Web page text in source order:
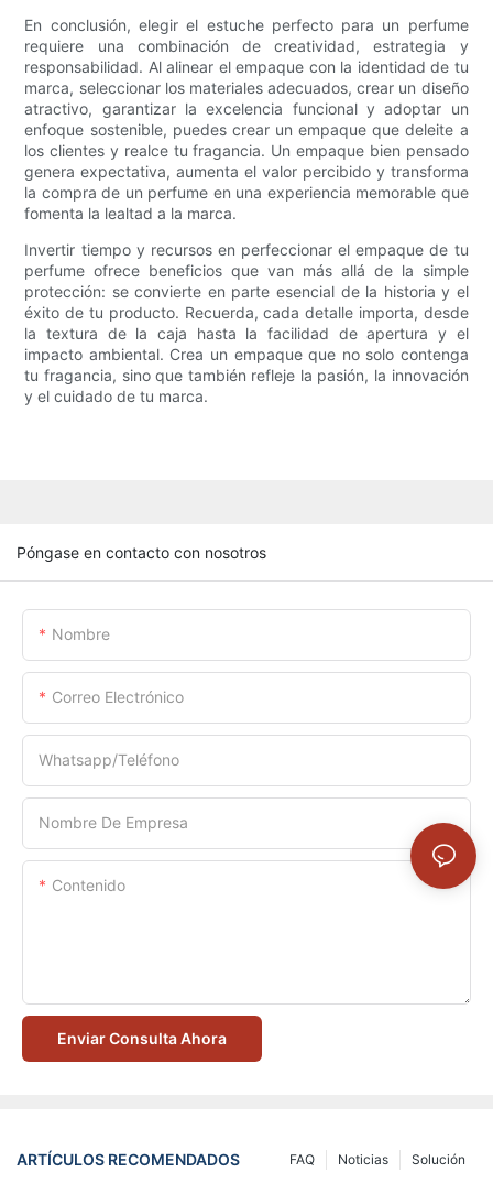
En conclusión, elegir el estuche perfecto para un perfume
requiere una combinación de creatividad, estrategia y
responsabilidad. Al alinear el empaque con la identidad de tu
marca, seleccionar los materiales adecuados, crear un diseño
atractivo, garantizar la excelencia funcional y adoptar un
enfoque sostenible, puedes crear un empaque que deleite a
los clientes y realce tu fragancia. Un empaque bien pensado
genera expectativa, aumenta el valor percibido y transforma
la compra de un perfume en una experiencia memorable que
fomenta la lealtad a la marca.
Invertir tiempo y recursos en perfeccionar el empaque de tu
perfume ofrece beneficios que van más allá de la simple
protección: se convierte en parte esencial de la historia y el
éxito de tu producto. Recuerda, cada detalle importa, desde
la textura de la caja hasta la facilidad de apertura y el
impacto ambiental. Crea un empaque que no solo contenga
tu fragancia, sino que también refleje la pasión, la innovación
y el cuidado de tu marca.
Póngase en contacto con nosotros
Nombre
Correo Electrónico
Whatsapp/Teléfono
Nombre De Empresa
Contenido
Enviar Consulta Ahora
ARTÍCULOS RECOMENDADOS Solución
Noticias
FAQ